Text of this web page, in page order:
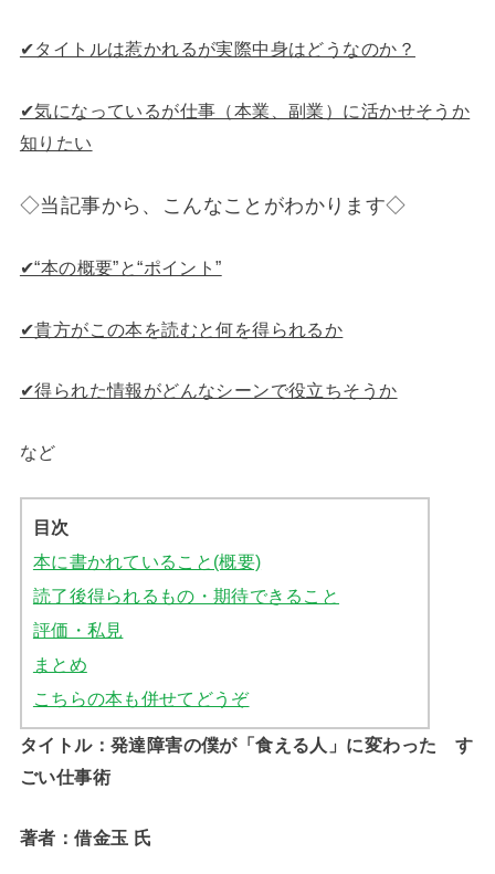
✔︎タイトルは惹かれるが実際中身はどうなのか？
✔︎気になっているが仕事（本業、副業）に活かせそうか
知りたい
◇当記事から、こんなことがわかります◇
✔︎“本の概要”と“ポイント”
✔︎貴方がこの本を読むと何を得られるか
✔︎得られた情報がどんなシーンで役立ちそうか
など
目次
本に書かれていること(概要)
読了後得られるもの・期待できること
評価・私見
まとめ
こちらの本も併せてどうぞ
タイトル：発達障害の僕が「食える人」に変わった す
ごい仕事術
著者：借金玉 氏